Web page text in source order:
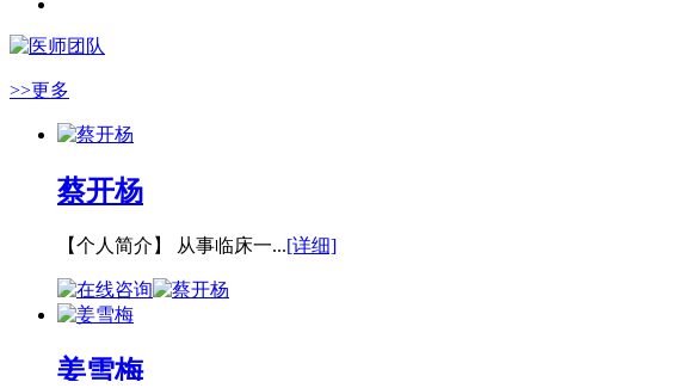
>>更多
蔡开杨
【个人简介】 从事临床一...[详细]
姜雪梅